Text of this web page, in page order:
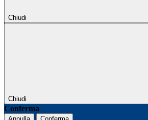
Chiudi
Chiudi
Conferma